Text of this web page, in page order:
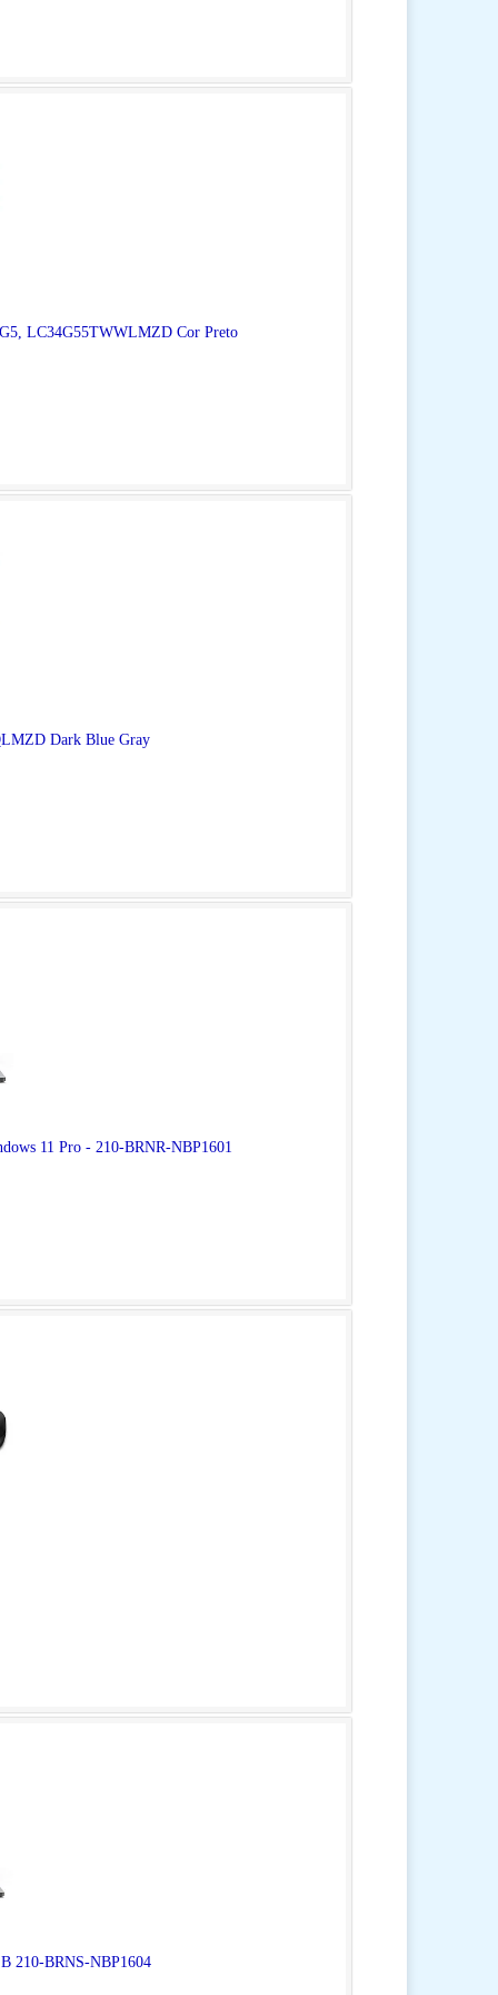
LC34G55TWWLMZD Cor Preto
Dark Blue Gray
11 Pro - 210-BRNR-NBP1601
210-BRNS-NBP1604